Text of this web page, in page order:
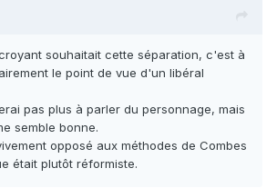
souhaitait cette séparation, c'est à
le point de vue d'un libéral
pas plus à parler du personnage, mais
semble bonne.
opposé aux méthodes de Combes
était plutôt réformiste.